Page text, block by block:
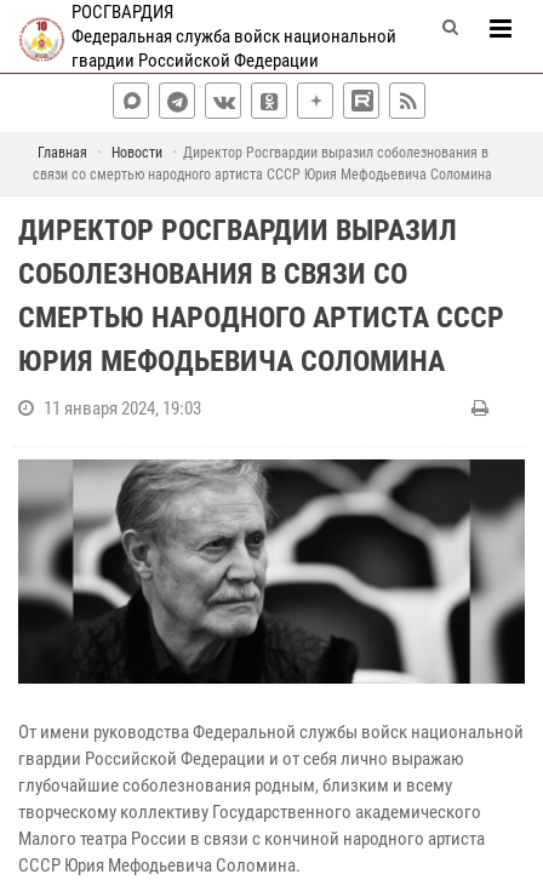
РОСГВАРДИЯ
Федеральная служба войск национальной
гвардии Российской Федерации
Главная Новости
Директор Росгвардии выразил соболезнования в
связи со смертью народного артиста СССР Юрия Мефодьевича Соломина
ДИРЕКТОР РОСГВАРДИИ ВЫРАЗИЛ
СОБОЛЕЗНОВАНИЯ В СВЯЗИ СО
СМЕРТЬЮ НАРОДНОГО АРТИСТА СССР
ЮРИЯ МЕФОДЬЕВИЧА СОЛОМИНА
11 января 2024, 19:03
От имени руководства Федеральной службы войск национальной
гвардии Российской Федерации и от себя лично выражаю
глубочайшие соболезнования родным, близким и всему
творческому коллективу Государственного академического
Малого театра России в связи с кончиной народного артиста
СССР Юрия Мефодьевича Соломина.